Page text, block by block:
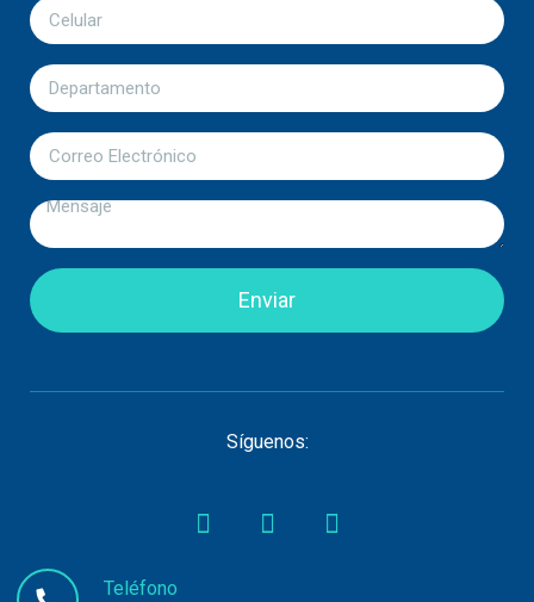
Enviar
Síguenos:
Teléfono